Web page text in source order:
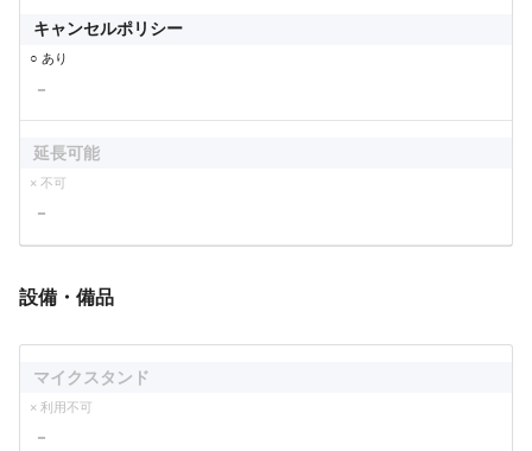
キャンセルポリシー
○ あり
－
延長可能
× 不可
－
設備・備品
マイクスタンド
× 利用不可
－